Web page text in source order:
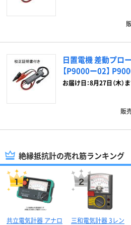
日置電機 差動プロ
【P9000ー02】
お届け日：8月27日（木）
販
絶縁抵抗計の売れ筋ランキング
共立電気計器 アナロ
三和電気計器 3レン